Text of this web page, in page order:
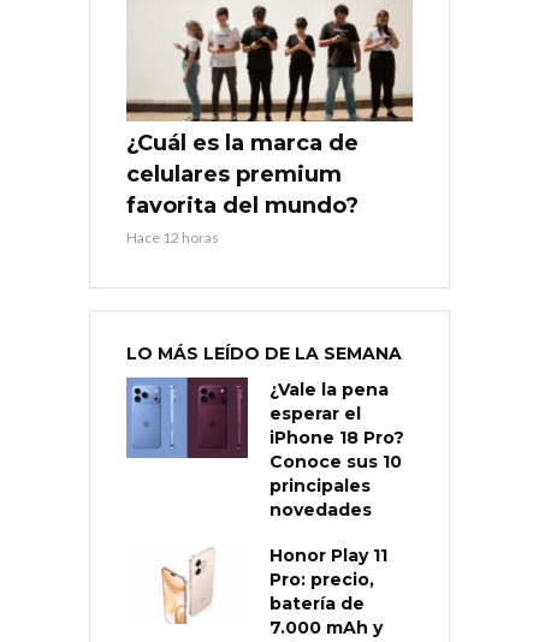
¿Cuál es la marca de
celulares premium
favorita del mundo?
Hace 12 horas
LO MÁS LEÍDO DE LA SEMANA
¿Vale la pena
esperar el
iPhone 18 Pro?
Conoce sus 10
principales
novedades
Honor Play 11
Pro: precio,
batería de
7.000 mAh y